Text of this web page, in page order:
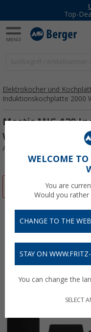
Elektrokocher und
Induktionskochplatte 2000
Mestic MIC-120
W
Art.-Nr.: 101899
WELCOME
You are
Would you
CHANGE TO THE
STAY ON
You can change the
SELECT